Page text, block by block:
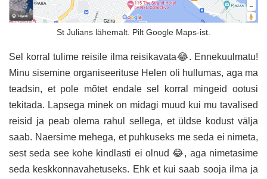
St Julians lähemalt. Pilt Google Maps-ist.
Sel korral tulime reisile ilma reisikavata😂. Ennekuulmatu!
Minu sisemine organiseerituse Helen oli hullumas, aga ma
teadsin, et pole mõtet endale sel korral mingeid ootusi
tekitada. Lapsega minek on midagi muud kui mu tavalised
reisid ja peab olema rahul sellega, et üldse kodust välja
saab. Naersime mehega, et puhkuseks me seda ei nimeta,
sest seda see kohe kindlasti ei olnud 😂, aga nimetasime
seda keskkonnavahetuseks. Ehk et kui saab sooja ilma ja